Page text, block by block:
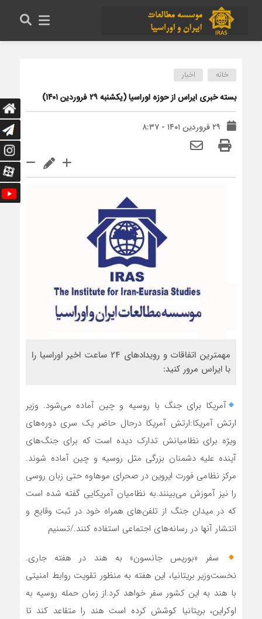
خانه اخبار
بسته خبری ایراس از حوزه اوراسیا (یکشنبه ۲۹ فروردین ۱۴۰۱)
۲۹ فروردین ۱۴۰۱ - ۸:۳۷
مهمترین اتفاقات و رویدادهای 24 ساعت اخیر اوراسیا را
با ایراس مرور کنید:
آمریکا برای جنگ‌‌ با روسیه و چین آماده می‌شود. وزیر
ارتش آمریکا:ارتش آمریکا درحال حاضر یک سری دوره‌های
ویژه برای نظامیانش تدارک دیده است که برای جنگ‌های
آینده علیه دشمنان بزرگی مثل روسیه و چین آماده شوند.
مرکز نظامی فورت ایروین در صحرای موهاوه حتی زبان روسی
را نیز آموزش می‌بینند.به نظامیان آمریکایی گفته شده است
که در میدان جنگ از تلفن‌های همراه خود در ثبت وقایع و
انتشار آنها در رسانه‌های اجتماعی استفاده کنند./تسنیم
‍ سفر «بوریس جانسون»‌ به هند در هفته جاری.
نخست‌وزیر بریتانیا، این هفته به منظور تقویت روابط امنیتی
با هند به این کشور سفر خواهد کرد.از زمان حمله روسیه به
اوکراین، بریتانیا کوشش کرده است هند را متقاعد کند تا